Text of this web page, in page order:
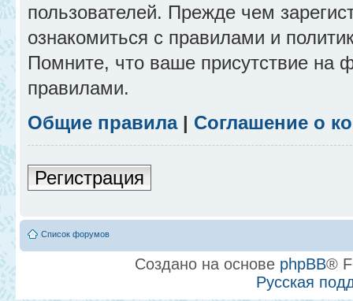
пользователей. Прежде чем
ознакомиться с правилами и
Помните, что ваше присутствие на
правилами.
Общие правила| Соглашение о
Регистрация
Список форумов
Создано на основе phpBB®
Русская